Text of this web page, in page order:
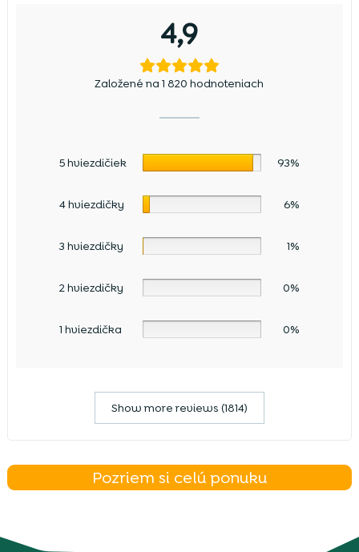
4,9
Založené na 1 820 hodnoteniach
5 hviezdičiek 93%
4 hviezdičky 6%
3 hviezdičky 1%
2 hviezdičky 0%
1 hviezdička 0%
Show more reviews (1814)
Pozriem si celú ponuku